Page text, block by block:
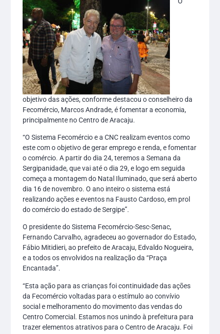
objetivo das ações, conforme destacou o conselheiro da
Fecomércio, Marcos Andrade, é fomentar a economia,
principalmente no Centro de Aracaju.
“O Sistema Fecomércio e a CNC realizam eventos como
este com o objetivo de gerar emprego e renda, e fomentar
o comércio. A partir do dia 24, teremos a Semana da
Sergipanidade, que vai até o dia 29, e logo em seguida
começa a montagem do Natal Iluminado, que será aberto
dia 16 de novembro. O ano inteiro o sistema está
realizando ações e eventos na Fausto Cardoso, em prol
do comércio do estado de Sergipe”.
O presidente do Sistema Fecomércio-Sesc-Senac,
Fernando Carvalho, agradeceu ao governador do Estado,
Fábio Mitidieri, ao prefeito de Aracaju, Edvaldo Nogueira,
e a todos os envolvidos na realização da “Praça
Encantada”.
“Esta ação para as crianças foi continuidade das ações
da Fecomércio voltadas para o estímulo ao convívio
social e melhoramento do movimento das vendas do
Centro Comercial. Estamos nos unindo à prefeitura para
trazer elementos atrativos para o Centro de Aracaju. Foi